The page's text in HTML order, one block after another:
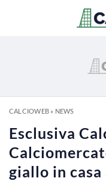
CALCIOWEB» NEWS
Esclusiva
giallo in